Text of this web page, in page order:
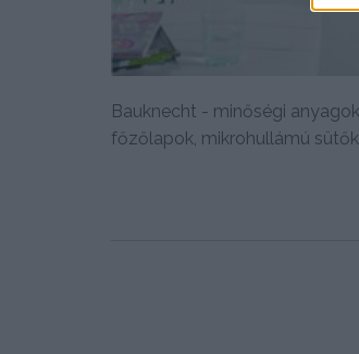
Bauknecht - minőségi
főzőlapok, mikrohullámú